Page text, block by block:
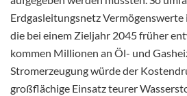
Erdgasleitungsnetz
die bei einem Zieljahr 2045 früher
kommen Millionen an Öl- und
Stromerzeugung würde der
großflächige Einsatz teurer